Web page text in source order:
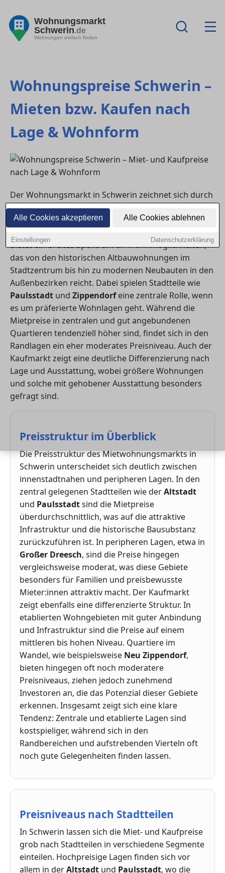
Alle Cookies akzeptieren Alle Cookies ablehnen
Einstellungen Datenschutzerklärung
Wohnungsmarkt
Schwerin.de
Wohnungen einfach finden
Wohnungspreise Schwerin –
Mieten bzw. Kaufen nach
Lage & Wohnform
Der Wohnungsmarkt in Schwerin zeichnet sich durch
vielfältige Preisstrukturen aus, die stark von der Lage,
der Wohnungsgröße und der Ausstattung abhängen.
bietet ein breites Spektrum an Wohnmöglichkeiten,
das von den historischen Altbauwohnungen im
Stadtzentrum bis hin zu modernen Neubauten in den
Außenbezirken reicht. Dabei spielen Stadtteile wie
Paulsstadt und Zippendorfeine zentrale Rolle, wenn
es um präferierte Wohnlagen geht. Während die
Mietpreise in zentralen und gut angebundenen
Quartieren tendenziell höher sind, findet sich in den
Randlagen ein eher moderates Preisniveau. Auch der
Kaufmarkt zeigt eine deutliche Differenzierung nach
Lage und Ausstattung, wobei größere Wohnungen
und solche mit gehobener Ausstattung besonders
gefragt sind.
Preisstruktur im Überblick
Die Preisstruktur des Mietwohnungsmarkts in
Schwerin unterscheidet sich deutlich zwischen
innenstadtnahen und peripheren Lagen. In den
zentral gelegenen Stadtteilen wie derAltstadt
und Paulsstadtsind die Mietpreise
überdurchschnittlich, was auf die attraktive
Infrastruktur und die historische Bausubstanz
zurückzuführen ist. In peripheren Lagen, etwa in
Großer Dreesch, sind die Preise hingegen
vergleichsweise moderat, was diese Gebiete
besonders für Familien und preisbewusste
Mieter:innen attraktiv macht. Der Kaufmarkt
zeigt ebenfalls eine differenzierte Struktur. In
etablierten Wohngebieten mit guter Anbindung
und Infrastruktur sind die Preise auf einem
mittleren bis hohen Niveau. Quartiere im
Wandel, wie beispielsweise Neu Zippendorf,
bieten hingegen oft noch moderatere
Preisniveaus, ziehen jedoch zunehmend
Investoren an, die das Potenzial dieser Gebiete
erkennen. Insgesamt zeigt sich eine klare
Tendenz: Zentrale und etablierte Lagen sind
kostspieliger, während sich in den
Randbereichen und aufstrebenden Vierteln oft
noch gute Gelegenheiten finden lassen.
Preisniveaus nach Stadtteilen
In Schwerin lassen sich die Miet- und Kaufpreise
grob nach Stadtteilen in verschiedene Segmente
einteilen. Hochpreisige Lagen finden sich vor
allem in derAltstadt und Paulsstadt, wo die